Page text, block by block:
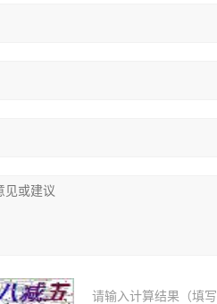
请输入计算结果（填